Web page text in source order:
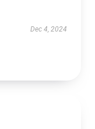
Dec 4, 2024